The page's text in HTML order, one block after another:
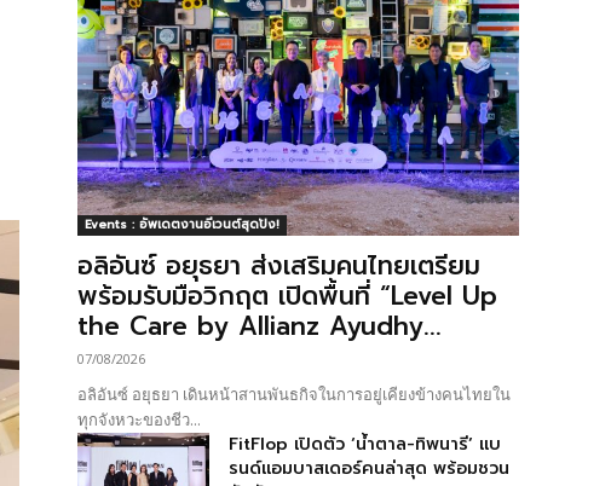
Events : อัพเดตงานอีเวนต์สุดปัง!
อลิอันซ์ อยุธยา ส่งเสริมคนไทยเตรียม
พร้อมรับมือวิกฤต เปิดพื้นที่ “Level Up
the Care by Allianz Ayudhy...
07/08/2026
อลิอันซ์ อยุธยา เดินหน้าสานพันธกิจในการอยู่เคียงข้างคนไทยใน
ทุกจังหวะของชีว...
FitFlop เปิดตัว ‘น้ำตาล-ทิพนารี’ แบ
รนด์แอมบาสเดอร์คนล่าสุด พร้อมชวน